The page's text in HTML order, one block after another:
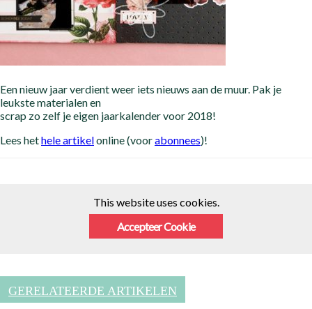
Een nieuw jaar verdient weer iets nieuws aan de muur. Pak je
leukste materialen en
scrap zo zelf je eigen jaarkalender voor 2018!
Lees hethele artikelonline (voorabonnees)!
This website uses cookies.
Accepteer Cookie
GERELATEERDE ARTIKELEN